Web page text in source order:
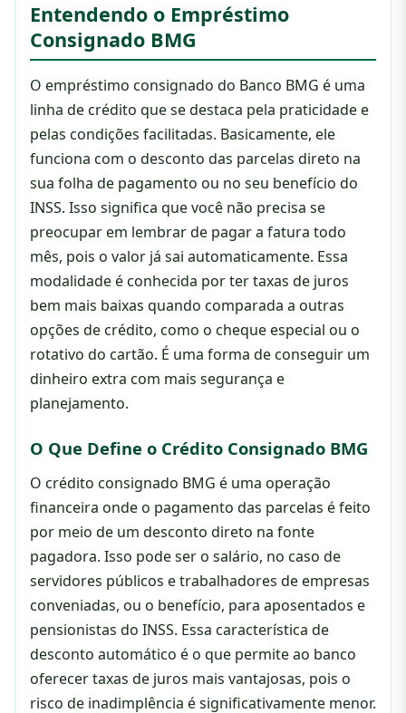
Entendendo o Empréstimo
Consignado BMG
O empréstimo consignado do Banco BMG é uma
linha de crédito que se destaca pela praticidade e
pelas condições facilitadas. Basicamente, ele
funciona com o desconto das parcelas direto na
sua folha de pagamento ou no seu benefício do
INSS. Isso significa que você não precisa se
preocupar em lembrar de pagar a fatura todo
mês, pois o valor já sai automaticamente. Essa
modalidade é conhecida por ter taxas de juros
bem mais baixas quando comparada a outras
opções de crédito, como o cheque especial ou o
rotativo do cartão. É uma forma de conseguir um
dinheiro extra com mais segurança e
planejamento.
O Que Define o Crédito Consignado BMG
O crédito consignado BMG é uma operação
financeira onde o pagamento das parcelas é feito
por meio de um desconto direto na fonte
pagadora. Isso pode ser o salário, no caso de
servidores públicos e trabalhadores de empresas
conveniadas, ou o benefício, para aposentados e
pensionistas do INSS. Essa característica de
desconto automático é o que permite ao banco
oferecer taxas de juros mais vantajosas, pois o
risco de inadimplência é significativamente menor.